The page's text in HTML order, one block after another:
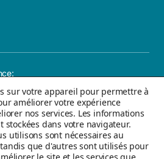
de confidentialité
sur votre appareil pour permettre à
améliorer votre expérience
nos services. Les informations
stockées dans votre navigateur.
utilisons sont nécessaires au
que d'autres sont utilisés pour